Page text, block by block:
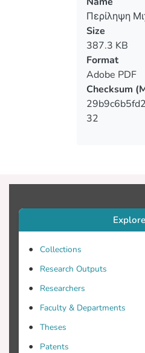
χάλυβα, οι
οι οριακές
ευρωκώδικες.
το
σχεδιασμός
κατασκευής
δηλαδή η
λεπτομέριες
κατασκευής.
διεκπερέωση
οι γνώσεις του
Περίληψη
Size
387.3 KB
Format
Adobe PDF
Checksum
32
Collections
Research Outputs
Researchers
Faculty & Departments
Theses
Patents